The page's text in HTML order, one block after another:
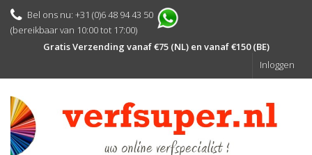
Bel ons nu: +31 (0)6 48 94 43 50
(bereikbaar van 10:00 tot 17:00)
Gratis Verzending vanaf €75 (NL) en vanaf €150 (BE)
Inloggen